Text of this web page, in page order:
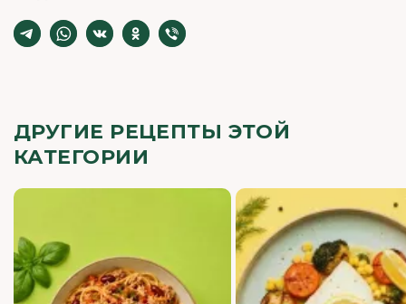
ДРУГИЕ РЕЦЕПТЫ ЭТОЙ
КАТЕГОРИИ